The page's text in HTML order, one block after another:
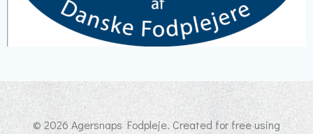
© 2026 Agersnaps Fodpleje. Created for free using